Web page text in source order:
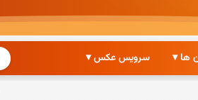
ها ▾ سرویس عکس ▾